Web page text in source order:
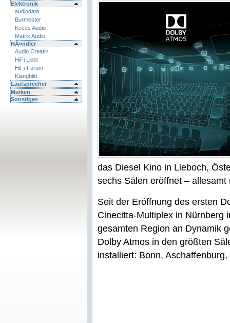
Elektronik
audiodata
Burmester
Keces Audio
Matrix Audio
HÃ¤ndler
Audio Creativ
HiFi Liebl
HiFi-Forum
Klangbild
Lautsprecher
Marken
Sonstiges
das Diesel Kino in Lieboch,
sechs Sälen eröffnet –
Seit der Eröffnung des ersten
Cinecitta-Multiplex in Nürnberg
gesamten Region an Dynamik
Dolby Atmos in den größten
installiert: Bonn,